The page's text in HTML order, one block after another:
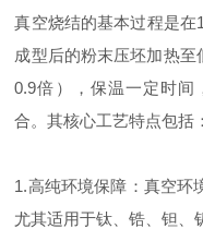
真空烧结的基本过程是在
成型后的粉末压坯加热
0.9倍），保温一定时间
合。其核心工艺特点包括：
1.高纯环境保障：真空环
尤其适用于钛、锆、钽、